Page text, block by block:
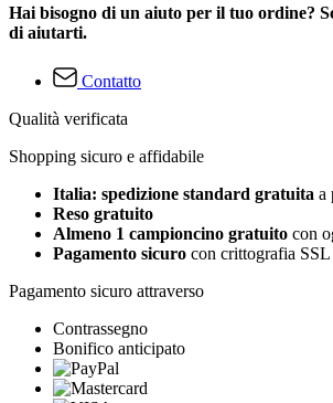
Hai bisogno di un aiuto per il tuo ordine?
di aiutarti.
Contatto
Qualità verificata
Shopping sicuro e affidabile
Italia: spedizione standard gratuita a
Reso gratuito
Almeno 1 campioncino gratuito con
Pagamento sicuro con crittografia SSL
Pagamento sicuro attraverso
Contrassegno
Bonifico anticipato